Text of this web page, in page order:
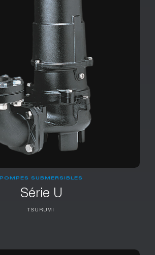
POMPES SUBMERSIBLES
Série U
TSURUMI